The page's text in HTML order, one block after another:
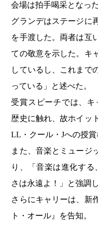
会場は拍手喝采となった
グランデはステージに
を手渡した。両者は互
ての敬意を示した。キ
しているし、これまで
っている」と述べた。
受賞スピーチでは、
歴史に触れ、故ホイッ
LL・クール・Jへの授賞
また、音楽とミュージ
り、「音楽は進化す
さは永遠よ！」と強調し
さらにキャリーは、新
ト・オール』を告知。